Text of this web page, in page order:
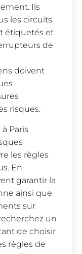
Ils
les circuits
étiquetés et
de
doivent
risques.
Paris
les règles
En
garantir la
ainsi que
sur
un
de choisir
règles de